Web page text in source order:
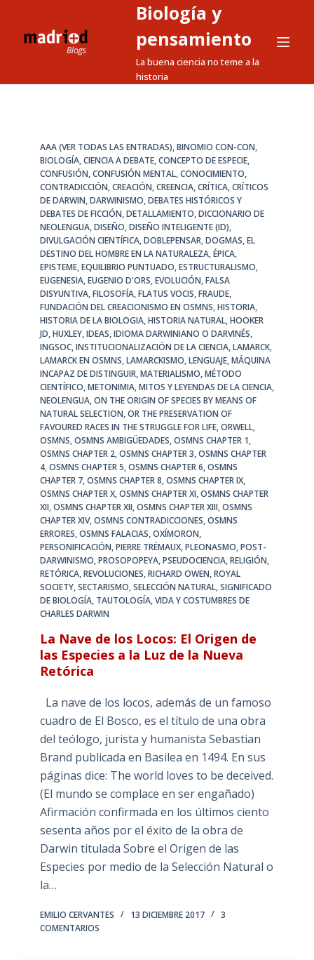
a
Biología y
pensamiento
La buena ciencia no teme a la
historia
AAA (VER TODAS LAS ENTRADAS),BINOMIO CON-CON,
BIOLOGÍA,CIENCIA A DEBATE,CONCEPTO DE ESPECIE,
CONFUSIÓN,CONFUSIÓN MENTAL,CONOCIMIENTO,
CONTRADICCIÓN,CREACIÓN,CREENCIA,CRÍTICA,CRÍTICOS
DE DARWIN,DARWINISMO,DEBATES HISTÓRICOS Y
DEBATES DE FICCIÓN,DETALLAMIENTO,DICCIONARIO DE
NEOLENGUA,DISEÑO,DISEÑO INTELIGENTE (ID),
DIVULGACIÓN CIENTÍFICA,DOBLEPENSAR,DOGMAS,EL
DESTINO DEL HOMBRE EN LA NATURALEZA,ÉPICA,
EPISTEME,EQUILIBRIO PUNTUADO,ESTRUCTURALISMO,
EUGENESIA,EUGENIO D'ORS,EVOLUCIÓN,FALSA
DISYUNTIVA,FILOSOFÍA,FLATUS VOCIS,FRAUDE,
FUNDACIÓN DEL CREACIONISMO EN OSMNS,HISTORIA,
HISTORIA DE LA BIOLOGIA,HISTORIA NATURAL,HOOKER
JD,HUXLEY,IDEAS,IDIOMA DARWINIANO O DARVINÉS,
INGSOC,INSTITUCIONALIZACIÓN DE LA CIENCIA,LAMARCK,
LAMARCK EN OSMNS,LAMARCKISMO,LENGUAJE,MÁQUINA
INCAPAZ DE DISTINGUIR,MATERIALISMO,MÉTODO
CIENTÍFICO,METONIMIA,MITOS Y LEYENDAS DE LA CIENCIA,
NEOLENGUA,ON THE ORIGIN OF SPECIES BY MEANS OF
NATURAL SELECTION,OR THE PRESERVATION OF
FAVOURED RACES IN THE STRUGGLE FOR LIFE,ORWELL,
OSMNS,OSMNS AMBIGÜEDADES,OSMNS CHAPTER 1,
OSMNS CHAPTER 2,OSMNS CHAPTER 3,OSMNS CHAPTER
4,OSMNS CHAPTER 5,OSMNS CHAPTER 6,OSMNS
CHAPTER 7,OSMNS CHAPTER 8,OSMNS CHAPTER IX,
OSMNS CHAPTER X,OSMNS CHAPTER XI,OSMNS CHAPTER
XII,OSMNS CHAPTER XII,OSMNS CHAPTER XIII,OSMNS
CHAPTER XIV,OSMNS CONTRADICCIONES,OSMNS
ERRORES,OSMNS FALACIAS,OXÍMORON,
PERSONIFICACIÓN,PIERRE TRÉMAUX,PLEONASMO,POST-
DARWINISMO,PROSOPOPEYA,PSEUDOCIENCIA,RELIGIÓN,
RETÓRICA,REVOLUCIONES,RICHARD OWEN,ROYAL
SOCIETY,SECTARISMO,SELECCIÓN NATURAL,SIGNIFICADO
DE BIOLOGÍA, TAUTOLOGÍA,VIDA Y COSTUMBRES DE
CHARLES DARWIN
La Nave de los Locos: El Origen de
las Especies a la Luz de la Nueva
Retórica
La nave de los locos, además de un famoso
cuadro de El Bosco, es el título de una obra
del teólogo, jurista y humanista Sebastian
Brand publicada en Basilea en 1494. En sus
páginas dice: The world loves to be deceived.
(El mundo se complace en ser engañado)
Afirmación confirmada en los últimos ciento
sesenta años por el éxito de la obra de
Darwin titulada Sobre el Origen de las
Especies por medio de la Selección Natural o
la…
EMILIO CERVANTES 13 DICIEMBRE 2017
3
COMENTARIOS